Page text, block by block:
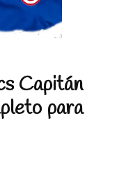
Capitán
para